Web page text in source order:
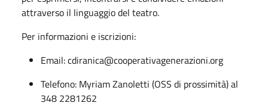
attraverso il linguaggio del teatro.
Per informazioni e iscrizioni:
Email:cdiranica@cooperativagenerazioni.org
Telefono: Myriam Zanoletti (OSS di prossimità) al
348 2281262